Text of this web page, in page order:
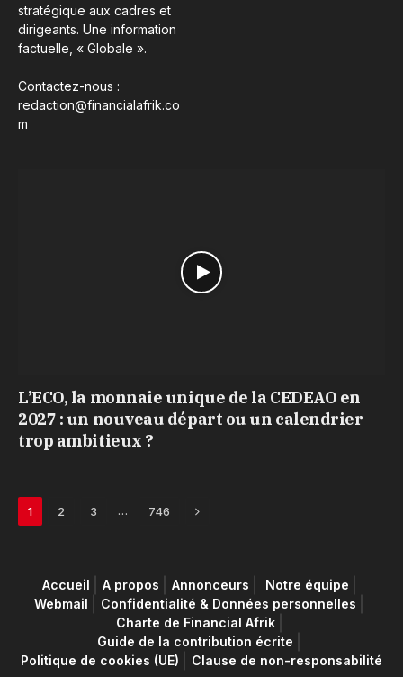
stratégique aux cadres et
dirigeants. Une information
factuelle, « Globale ».
Contactez-nous :
redaction@financialafrik.co
m
L’ECO, la monnaie unique de la CEDEAO en
2027 : un nouveau départ ou un calendrier
trop ambitieux ?
1 2 3 … 746 Next
Accueil A propos Annonceurs
Notre équipe
Webmail
Confidentialité & Données personnelles
Charte de Financial Afrik
Guide de la contribution écrite
Politique de cookies (UE)
Clause de non-responsabilité